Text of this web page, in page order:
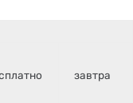
завтра